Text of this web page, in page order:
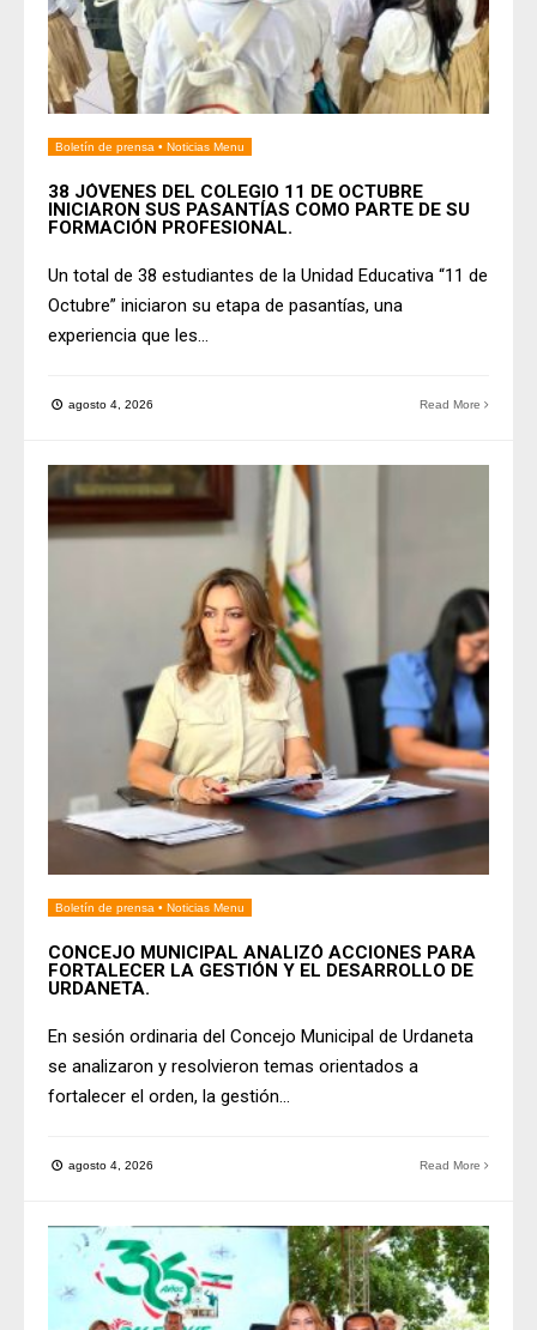
Boletín de prensa • Noticias Menu
38 JÓVENES DEL COLEGIO 11 DE OCTUBRE
INICIARON SUS PASANTÍAS COMO PARTE DE SU
FORMACIÓN PROFESIONAL.
Un total de 38 estudiantes de la Unidad Educativa “11 de
Octubre” iniciaron su etapa de pasantías, una
experiencia que les...
agosto 4, 2026 Read More
Boletín de prensa • Noticias Menu
CONCEJO MUNICIPAL ANALIZÓ ACCIONES PARA
FORTALECER LA GESTIÓN Y EL DESARROLLO DE
URDANETA.
En sesión ordinaria del Concejo Municipal de Urdaneta
se analizaron y resolvieron temas orientados a
fortalecer el orden, la gestión...
agosto 4, 2026 Read More